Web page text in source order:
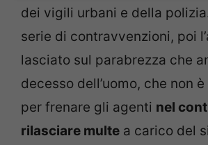
dei vigili urbani e della
serie di contravvenzioni, poi
lasciato sul parabrezza che
decesso dell’uomo, che non
per frenare gli agenti nel
rilasciare multe a carico del